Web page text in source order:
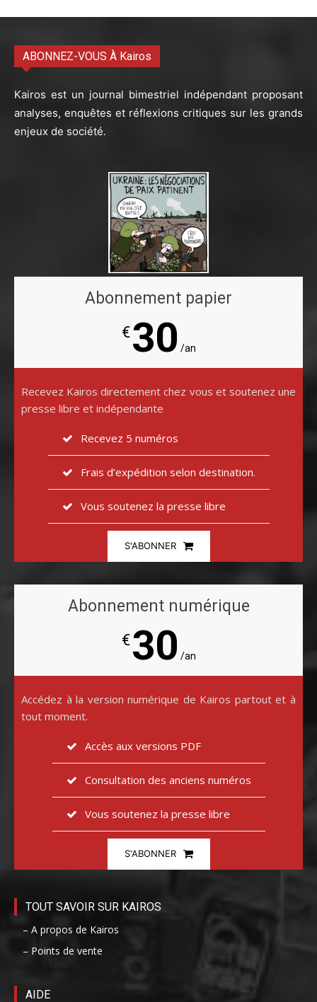
ABONNEZ-VOUS À Kairos
Kairos est un journal bimestriel indépendant proposant
analyses, enquêtes et réflexions critiques sur les grands
enjeux de société.
Abonnement papier
€30 /an
Recevez Kairos directement chez vous et soutenez une
presse libre et indépendante
Recevez 5 numéros
Frais d’expédition selon destination.
Vous soutenez la presse libre
S'ABONNER
Abonnement numérique
€30 /an
Accédez à la version numérique de Kairos partout et à
tout moment.
Accès aux versions PDF
Consultation des anciens numéros
Vous soutenez la presse libre
S'ABONNER
TOUT SAVOIR SUR KAIROS
– A propos de Kairos
– Points de vente
AIDE